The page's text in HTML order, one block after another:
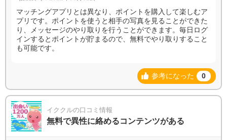
マッチングアプリとは異なり、ポイントを購入して楽しむア
プリです。ポイントを使うと相手の写真を見ることができた
り、メッセージのやり取りを行うことができます。毎日ログ
インするとポイントが貯まるので、無料でやり取りすること
も可能です。
参考になった 0
イククルの口コミ情報
無料で異性に絡めるコンテンツがある